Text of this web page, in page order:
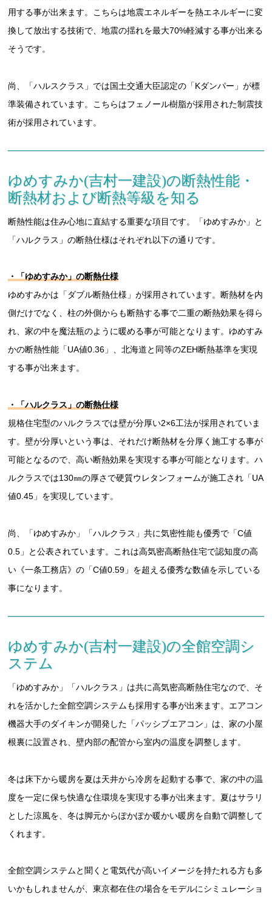
用する事が出来ます。こちらは地震エネルギーを熱エネルギーに変
換して放出する技術で、地震の揺れを最大70%軽減する事が出来る
そうです。
尚、「ハルスクラス」では国土交通大臣認定の「Kダンパー」が標
準装備されています。こちらはフェノール樹脂が採用された制震技
術が採用されています。
ゆめすみか(吉村一建設)の断熱性能・
断熱材および断熱等級を知る
断熱性能は住み心地に直結する重要な項目です。「ゆめすみか」と
「ハルクラス」の断熱仕様はそれぞれ以下の通りです。
・「ゆめすみか」の断熱仕様
ゆめすみかは「ダブル断熱仕様」が採用されています。断熱材を内
側だけでなく、柱の外側からも断熱する事で二重の断熱効果を得ら
れ、家の中を魔法瓶のように暖める事が可能となります。ゆめすみ
かの断熱性能「UA値0.36」、北海道と同等のZEH断熱基準を実現
する事が出来ます。
・「ハルクラス」の断熱仕様
規格住宅型のハルクラスでは壁が分厚い2×6工法が採用されていま
す。壁が分厚いという事は、それだけ断熱材を分厚く施工する事が
可能となるので、高い断熱効果を実現する事が可能となります。ハ
ルクラスでは130㎜の厚さで硬質ウレタンフォームが施工され「UA
値0.45」を実現しています。
尚、「ゆめすみか」「ハルクラス」共に気密性能も優秀で「C値
0.5」と公表されています。これは高気密高断熱住宅で認知度の高
い《一条工務店》の「C値0.59」を超える優秀な数値を示している
事になります。
ゆめすみか(吉村一建設)の全館空調シ
ステム
「ゆめすみか」「ハルクラス」は共に高気密高断熱住宅なので、そ
れを活かした全館空調システムも採用する事が出来ます。エアコン
機器大手のダイキンが開発した「パッシブエアコン」は、家の小屋
根裏に設置され、壁内部の配管から室内の温度を調整します。
冬は床下から暖房を夏は天井から冷房を起動する事で、家の中の温
度を一定に保ち快適な住環境を実現する事が出来ます。夏はサラリ
とした涼風を、冬は脚元からぽかぽか暖かい暖房を自動で調整して
くれます。
全館空調システムと聞くと電気代が高いイメージを持たれる方も多
いかもしれませんが、東京都在住の場合をモデルにシミュレーショ